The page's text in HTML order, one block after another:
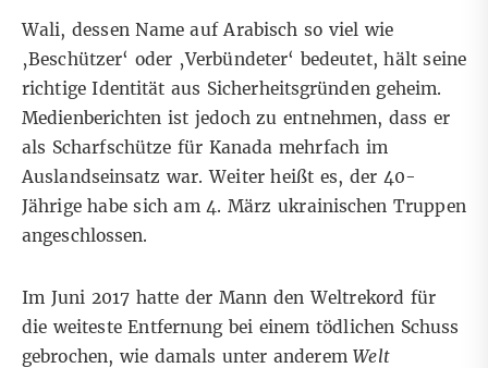
Wali, dessen Name auf Arabisch so viel wie
‚Beschützer‘ oder ‚Verbündeter‘ bedeutet, hält seine
richtige Identität aus Sicherheitsgründen geheim.
Medienberichten ist jedoch zu entnehmen, dass er
als Scharfschütze für Kanada mehrfach im
Auslandseinsatz war.Weiter heißt es, der 40-
Jährige habe sich am 4. März ukrainischen Truppen
angeschlossen.
Im Juni 2017 hatte der Mann den Weltrekord für
die weiteste Entfernung bei einem tödlichen Schuss
gebrochen, wie damals unter anderemWelt